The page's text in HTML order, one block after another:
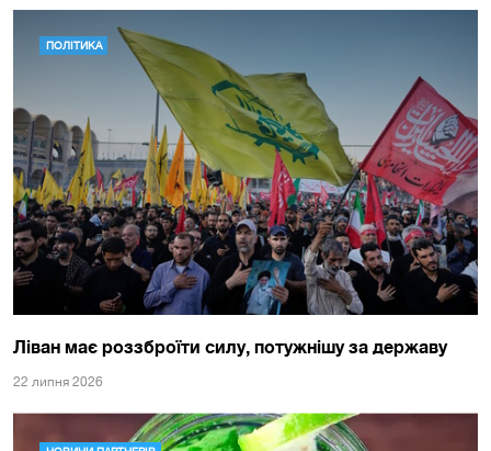
ПОЛІТИКА
Ліван має роззброїти силу, потужнішу за державу
22 липня 2026